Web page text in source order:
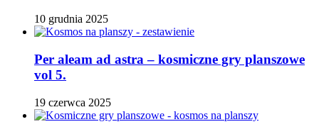
10 grudnia 2025
Per aleam ad astra – kosmiczne gry planszowe
vol 5.
19 czerwca 2025